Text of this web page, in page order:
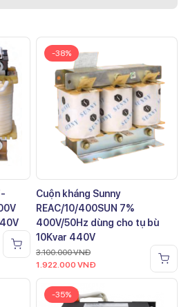
-38%
Cuộn kháng Sunny
REAC/10/400SUN 7%
400V/50Hz dùng cho tụ bù
10Kvar 440V
3.100.000VNĐ
1.922.000 VNĐ
-35%